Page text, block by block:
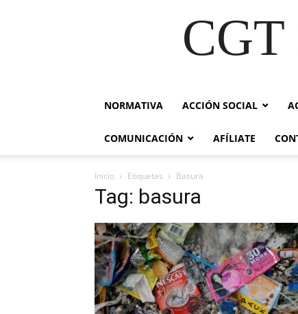
CGT
NORMATIVA ACCIÓN SOCIAL
COMUNICACIÓN AFÍLIATE
Inicio Etiquetas Basura
Tag: basura